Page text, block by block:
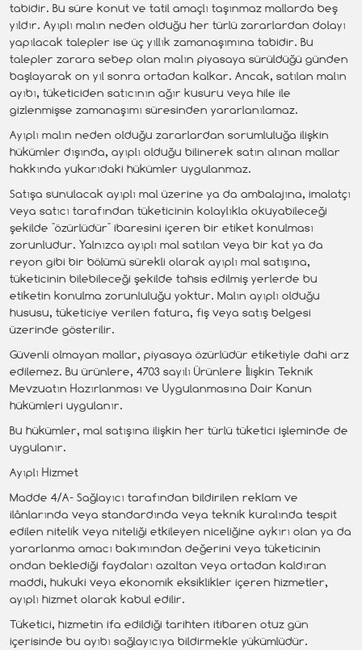
tabidir. Bu süre konut ve tatil amaçlı taşınmaz mallarda beş
yıldır. Ayıplı malın neden olduğu her türlü zararlardan dolayı
yapılacak talepler ise üç yıllık zamanaşımına tabidir. Bu
talepler zarara sebep olan malın piyasaya sürüldüğü günden
başlayarak on yıl sonra ortadan kalkar. Ancak, satılan malın
ayıbı, tüketiciden satıcının ağır kusuru veya hile ile
gizlenmişse zamanaşımı süresinden yararlanılamaz.
Ayıplı malın neden olduğu zararlardan sorumluluğa ilişkin
hükümler dışında, ayıplı olduğu bilinerek satın alınan mallar
hakkında yukarıdaki hükümler uygulanmaz.
Satışa sunulacak ayıplı mal üzerine ya da ambalajına, imalatçı
veya satıcı tarafından tüketicinin kolaylıkla okuyabileceği
şekilde "özürlüdür" ibaresini içeren bir etiket konulması
zorunludur. Yalnızca ayıplı mal satılan veya bir kat ya da
reyon gibi bir bölümü sürekli olarak ayıplı mal satışına,
tüketicinin bilebileceği şekilde tahsis edilmiş yerlerde bu
etiketin konulma zorunluluğu yoktur. Malın ayıplı olduğu
hususu, tüketiciye verilen fatura, fiş veya satış belgesi
üzerinde gösterilir.
Güvenli olmayan mallar, piyasaya özürlüdür etiketiyle dahi arz
edilemez. Bu ürünlere, 4703 sayılı Ürünlere İlişkin Teknik
Mevzuatın Hazırlanması ve Uygulanmasına Dair Kanun
hükümleri uygulanır.
Bu hükümler, mal satışına ilişkin her türlü tüketici işleminde de
uygulanır.
Ayıplı Hizmet
Madde 4/A- Sağlayıcı tarafından bildirilen reklam ve
ilânlarında veya standardında veya teknik kuralında tespit
edilen nitelik veya niteliği etkileyen niceliğine aykırı olan ya da
yararlanma amacı bakımından değerini veya tüketicinin
ondan beklediği faydaları azaltan veya ortadan kaldıran
maddi, hukuki veya ekonomik eksiklikler içeren hizmetler,
ayıplı hizmet olarak kabul edilir.
Tüketici, hizmetin ifa edildiği tarihten itibaren otuz gün
içerisinde bu ayıbı sağlayıcıya bildirmekle yükümlüdür.